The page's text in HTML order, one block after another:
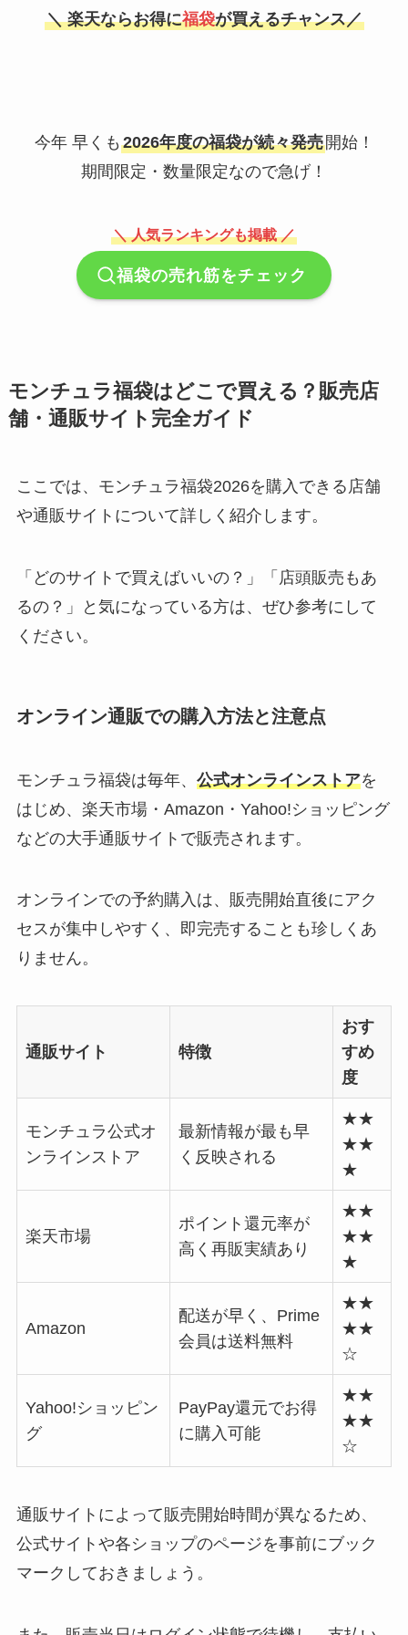
＼ 楽天ならお得に福袋が買えるチャンス／
今年 早くも 2026年度の福袋が続々発売開始！
期間限定・数量限定なので急げ！
＼ 人気ランキングも掲載 ／
福袋の売れ筋をチェック
モンチュラ福袋はどこで買える？販売店
舗・通販サイト完全ガイド
ここでは、モンチュラ福袋2026を購入できる店舗
や通販サイトについて詳しく紹介します。
「どのサイトで買えばいいの？」「店頭販売もあ
るの？」と気になっている方は、ぜひ参考にして
ください。
オンライン通販での購入方法と注意点
モンチュラ福袋は毎年、 公式オンラインストアを
はじめ、楽天市場・Amazon・Yahoo!ショッピング
などの大手通販サイトで販売されます。
オンラインでの予約購入は、販売開始直後にアク
セスが集中しやすく、即完売することも珍しくあ
りません。
通販サイト 特徴
おす
すめ
度
モンチュラ公式オ
ンラインストア
最新情報が最も早
く反映される
★★
★★
★
楽天市場
ポイント還元率が
高く再販実績あり
★★
★★
★
Amazon
配送が早く、Prime
会員は送料無料
★★
★★
☆
Yahoo!ショッピン
グ
PayPay還元でお得
に購入可能
★★
★★
☆
通販サイトによって販売開始時間が異なるため、
公式サイトや各ショップのページを事前にブック
マークしておきましょう。